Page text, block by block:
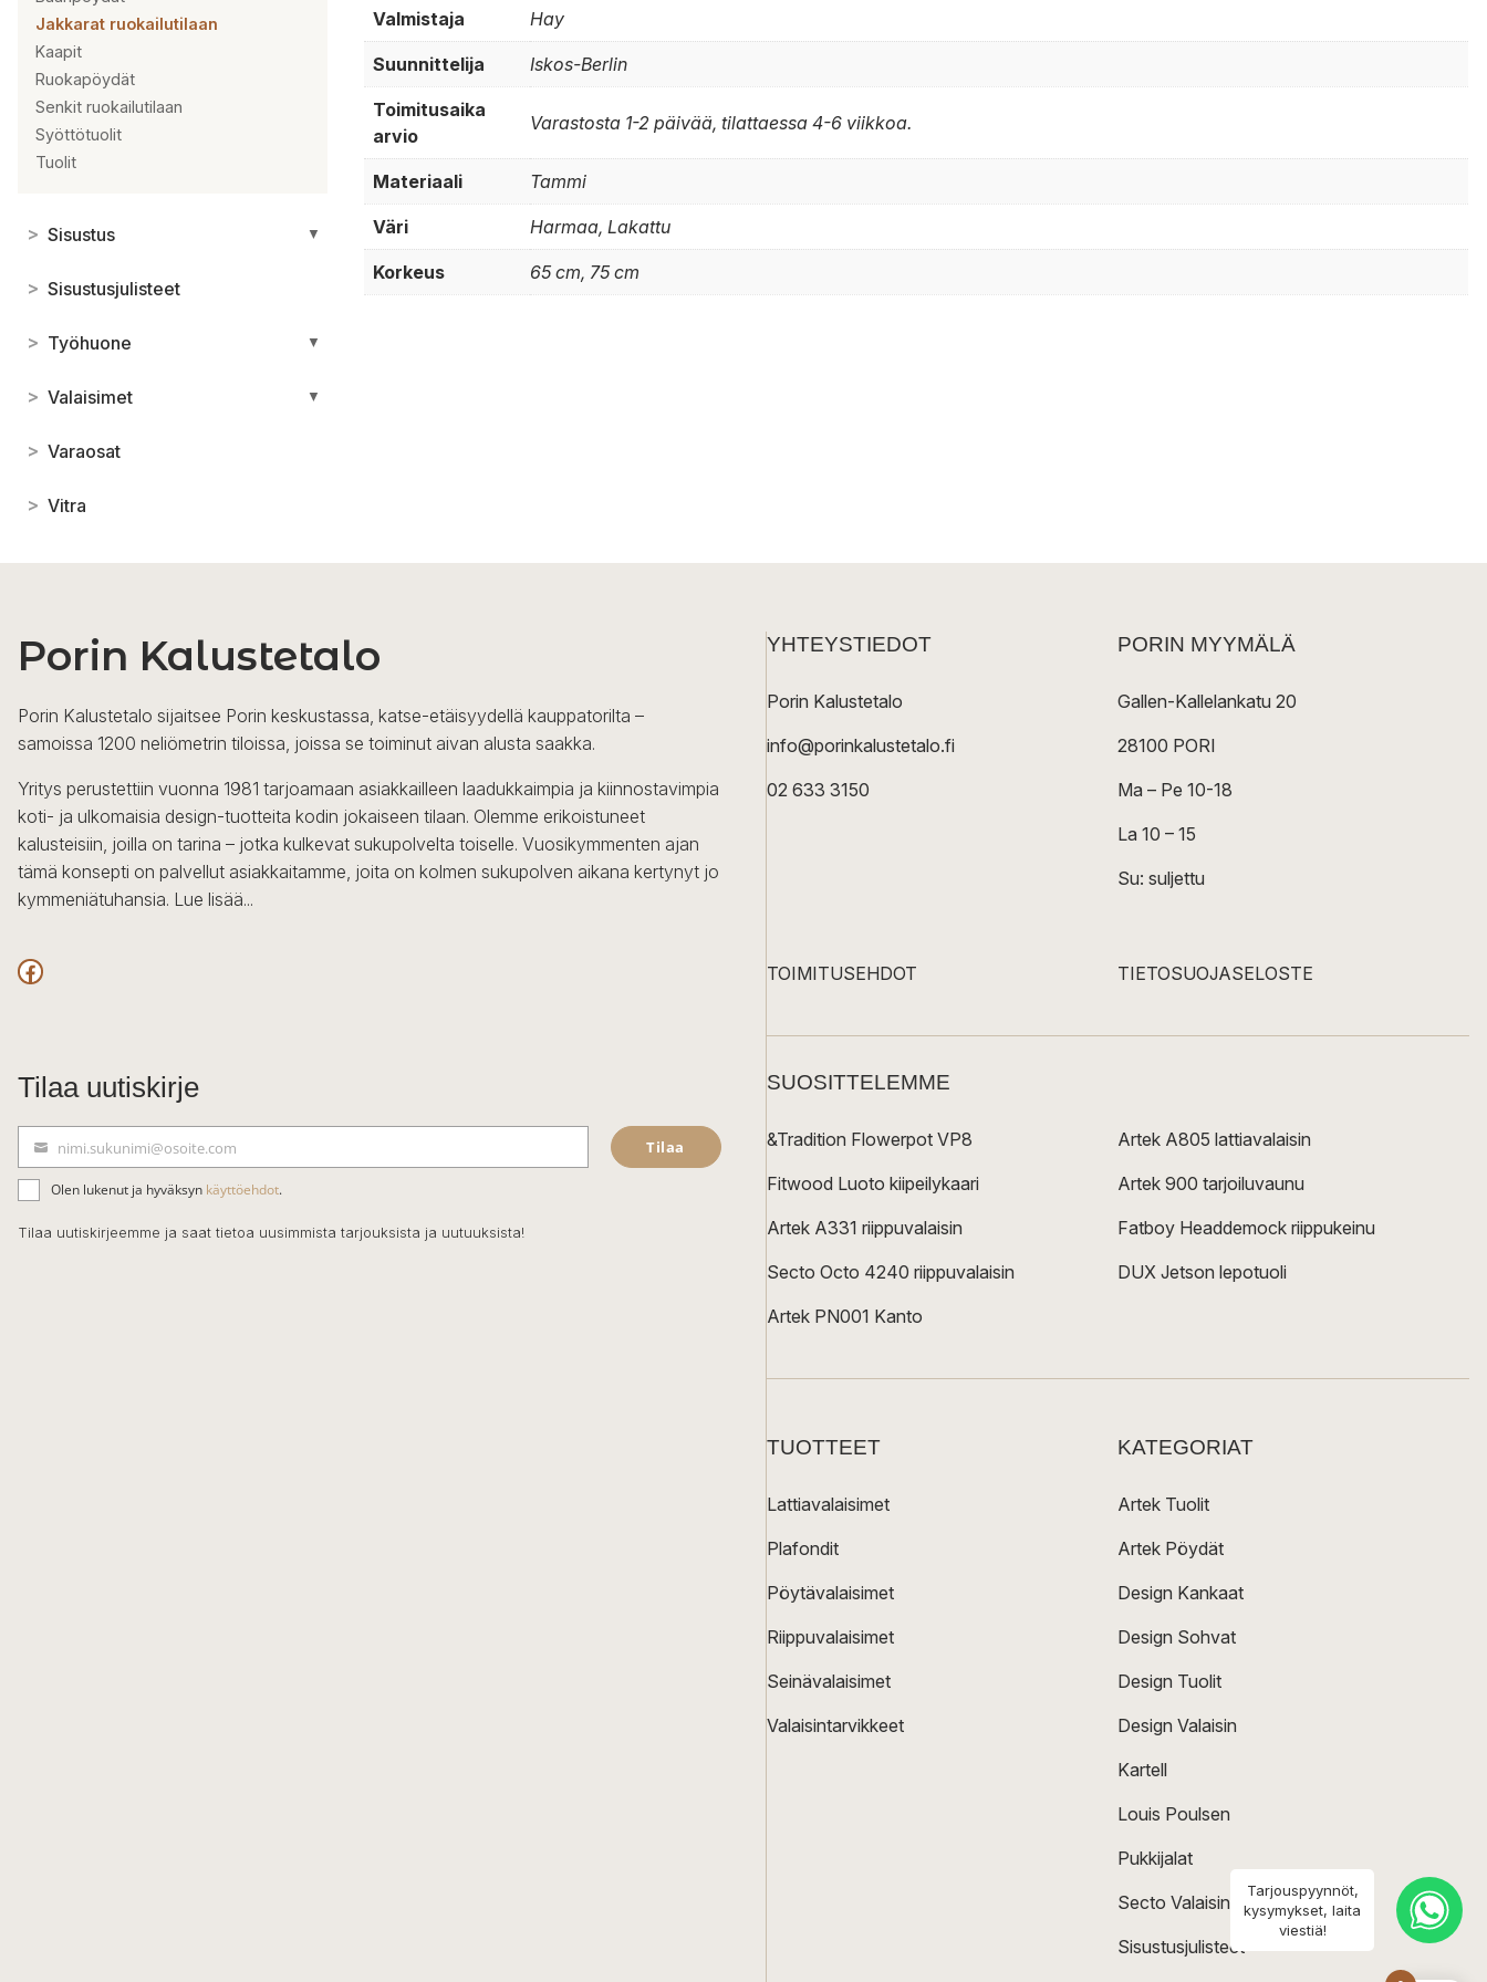
Jakkarat ruokailutilaan
Kaapit
Ruokapöydät
Senkit ruokailutilaan
Syöttötuolit
Tuolit
> Sisustus ▼
> Sisustusjulisteet
> Työhuone ▼
> Valaisimet ▼
> Varaosat
> Vitra
Valmistaja Hay
Suunnittelija Iskos-Berlin
Toimitusaika
arvio
Varastosta 1-2 päivää, tilattaessa 4-6 viikkoa.
Materiaali Tammi
Väri Harmaa, Lakattu
Korkeus 65 cm, 75 cm
Porin Kalustetalo
Porin Kalustetalo sijaitsee Porin keskustassa, katse-etäisyydellä kauppatorilta –
samoissa 1200 neliömetrin tiloissa, joissa se toiminut aivan alusta saakka.
Yritys perustettiin vuonna 1981 tarjoamaan asiakkailleen laadukkaimpia ja kiinnostavimpia
koti- ja ulkomaisia design-tuotteita kodin jokaiseen tilaan. Olemme erikoistuneet
kalusteisiin, joilla on tarina – jotka kulkevat sukupolvelta toiselle. Vuosikymmenten ajan
tämä konsepti on palvellut asiakkaitamme, joita on kolmen sukupolven aikana kertynyt jo
kymmeniätuhansia. Lue lisää...
Facebook
Tilaa uutiskirje
ä
h
k
nimi.sukunimi@osoite.com Tilaa
Olen lukenut ja hyväksyn käyttöehdot.
Tilaa uutiskirjeemme ja saat tietoa uusimmista tarjouksista ja uutuuksista!
YHTEYSTIEDOT
Porin Kalustetalo
info@porinkalustetalo.fi
02 633 3150
PORIN MYYMÄLÄ
Gallen-Kallelankatu 20
28100 PORI
Ma – Pe 10-18
La 10 – 15
Su: suljettu
TOIMITUSEHDOT TIETOSUOJASELOSTE
SUOSITTELEMME
&Tradition Flowerpot VP8
Fitwood Luoto kiipeilykaari
Artek A331 riippuvalaisin
Secto Octo 4240 riippuvalaisin
Artek PN001 Kanto
Artek A805 lattiavalaisin
Artek 900 tarjoiluvaunu
Fatboy Headdemock riippukeinu
DUX Jetson lepotuoli
TUOTTEET
Lattiavalaisimet
Plafondit
Pöytävalaisimet
Riippuvalaisimet
Seinävalaisimet
Valaisintarvikkeet
KATEGORIAT
Artek Tuolit
Artek Pöydät
Design Kankaat
Design Sohvat
Design Tuolit
Design Valaisin
Kartell
Louis Poulsen
Pukkijalat
Secto Valaisin
Sisustusjulisteet
Tarjouspyynnöt,
kysymykset, laita
viestiä!